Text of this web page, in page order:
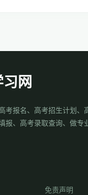
习网
考报名、高考招生计划、
报、高考录取查询、做专
免责声明